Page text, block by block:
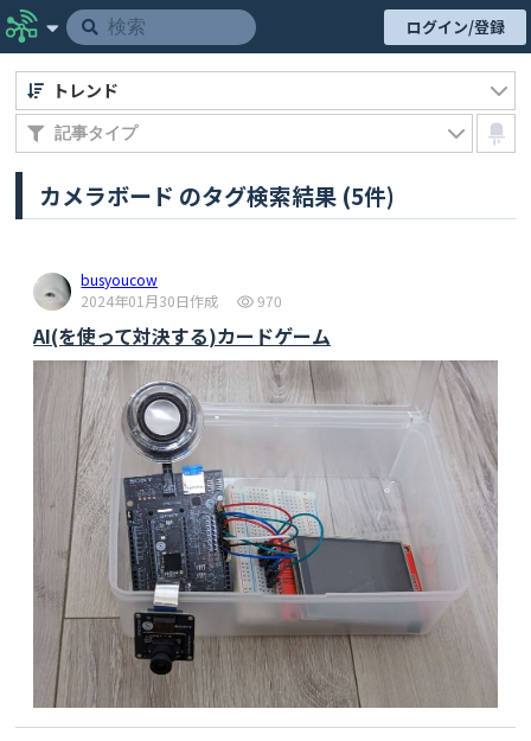
ログイン/登録
カメラボード のタグ検索結果 (5件)
トレンド
busyoucow
2024年01月30日作成
970
AI(を使って対決する)カードゲーム